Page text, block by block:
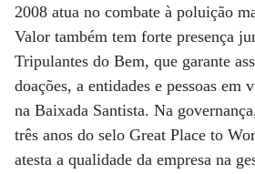
2008 atua no combate à poluição
Valor também tem forte presença
Tripulantes do Bem, que garante
doações, a entidades e pessoas em
na Baixada Santista. Na
três anos do selo Great Place to
atesta a qualidade da empresa na